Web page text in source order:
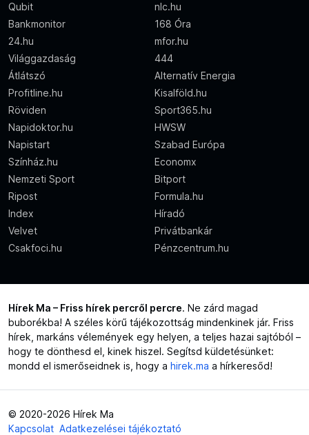
Qubit
nlc.hu
Bankmonitor
168 Óra
24.hu
mfor.hu
Világgazdaság
444
Átlátszó
Alternatív Energia
Profitline.hu
Kisalföld.hu
Röviden
Sport365.hu
Napidoktor.hu
HWSW
Napistart
Szabad Európa
Színház.hu
Economx
Nemzeti Sport
Bitport
Ripost
Formula.hu
Index
Híradó
Velvet
Privátbankár
Csakfoci.hu
Pénzcentrum.hu
Hírek Ma – Friss hírek percről percre. Ne zárd magad
buborékba! A széles körű tájékozottság mindenkinek jár. Friss
hírek, markáns vélemények egy helyen, a teljes hazai sajtóból –
hogy te dönthesd el, kinek hiszel. Segítsd küldetésünket:
mondd el ismerőseidnek is, hogy a hirek.ma a hírkeresőd!
© 2020-2026 Hírek Ma
Kapcsolat Adatkezelései tájékoztató